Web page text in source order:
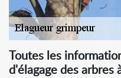
Toutes les
d'élagage des arbres